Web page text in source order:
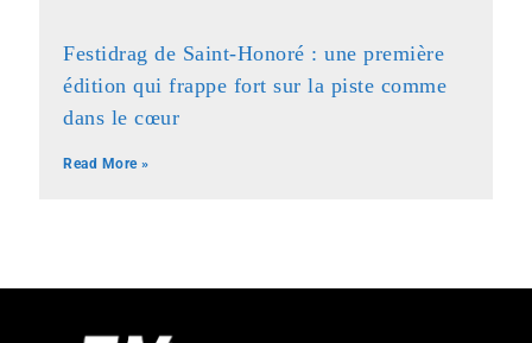
Festidrag de Saint-Honoré : une première
édition qui frappe fort sur la piste comme
dans le cœur
Read More »